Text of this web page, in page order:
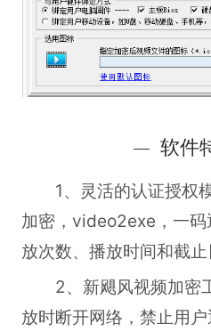
软件
1、灵活的认证授权
加密，video2exe，一码
放次数、播放时间和截
2、新飓风视频加密
放时断开网络，禁止用